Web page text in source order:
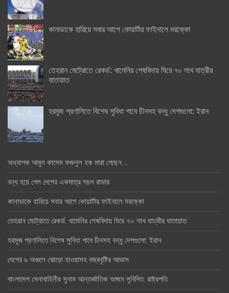
কানাডাকে হারিয়ে সবার আগে কোয়ার্টার ফাইনালে মরক্কো
তেহরান মেট্রোতে রেকর্ড: খামেনির শেষবিদায় ঘিরে ৭০ লাখ যাত্রীর
যাতায়াত
হরমুজ প্রণালিতে বিশেষ সুবিধা পাবে চীনসহ বন্ধু দেশগুলো: ইরান
অধ্যাপক আবুল কাসেম ফজলুল হক মারা গেছেন….
বন্ধ হয়ে গেল দেশের একমাত্র সচল রাডার
কানাডাকে হারিয়ে সবার আগে কোয়ার্টার ফাইনালে মরক্কো
তেহরান মেট্রোতে রেকর্ড: খামেনির শেষবিদায় ঘিরে ৭০ লাখ যাত্রীর যাতায়াত
হরমুজ প্রণালিতে বিশেষ সুবিধা পাবে চীনসহ বন্ধু দেশগুলো: ইরান
দেশের ৯ অঞ্চলে ঝোড়ো হাওয়াসহ বজ্রবৃষ্টির আভাস
বাংলাদেশ সেনাবাহিনীর সুনাম আন্তর্জাতিক অঙ্গনে সুবিদিত: রাষ্ট্রপতি